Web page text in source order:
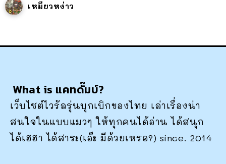
เหมียวหง่าว
What is แคทดั๊มบ์?
เว็บไซต์ไวรัลรุ่นบุกเบิกของไทย เล่าเรื่องน่า
สนใจในแบบแมวๆ ให้ทุกคนได้อ่าน ได้สนุก
ได้เฮฮา ได้สาระ(เอ๊ะ มีด้วยเหรอ?) since. 2014